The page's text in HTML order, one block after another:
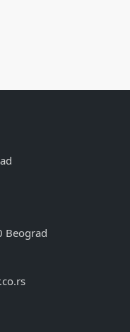
Beograd